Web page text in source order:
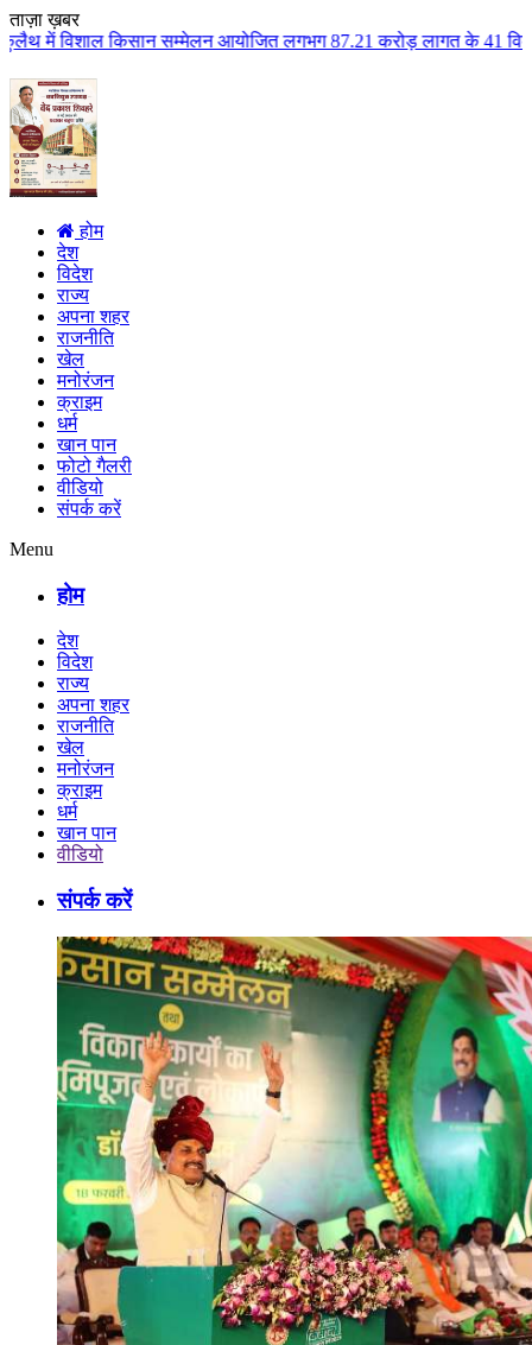
ताज़ा ख़बर
आयोजित लगभग 87.21 करोड़ लागत के 41 विकास कार्यों का
होम
देश
विदेश
राज्य
अपना शहर
राजनीति
खेल
मनोरंजन
क्राइम
धर्म
खान पान
फोटो गैलरी
वीडियो
संपर्क करें
Menu
होम
देश
विदेश
राज्य
अपना शहर
राजनीति
खेल
मनोरंजन
क्राइम
धर्म
खान पान
वीडियो
संपर्क करें